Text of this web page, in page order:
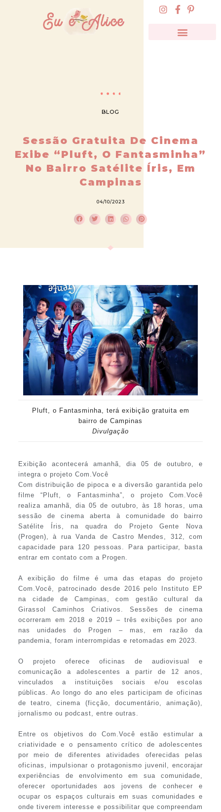
BLOG
Sessão Gratuita De Cinema
Exibe “Pluft, O Fantasminha”
No Bairro Satélite Íris, Em
Campinas
04/10/2023
Pluft, o Fantasminha, terá exibição gratuita em
bairro de Campinas
Divulgação
Exibição acontecerá amanhã, dia 05 de outubro, e
integra o projeto Com.Você
Com distribuição de pipoca e a diversão garantida pelo
filme “Pluft, o Fantasminha”, o projeto Com.Você
realiza amanhã, dia 05 de outubro, às 18 horas, uma
sessão de cinema aberta à comunidade do bairro
Satélite Íris, na quadra do Projeto Gente Nova
(Progen), à rua Vanda de Castro Mendes, 312, com
capacidade para 120 pessoas. Para participar, basta
entrar em contato com a Progen.
A exibição do filme é uma das etapas do projeto
Com.Você, patrocinado desde 2016 pelo Instituto EP
na cidade de Campinas, com gestão cultural da
Girassol Caminhos Criativos. Sessões de cinema
ocorreram em 2018 e 2019 – três exibições por ano
nas unidades do Progen – mas, em razão da
pandemia, foram interrompidas e retomadas em 2023.
O projeto oferece oficinas de audiovisual e
comunicação a adolescentes a partir de 12 anos,
vinculados a instituições sociais e/ou escolas
públicas. Ao longo do ano eles participam de oficinas
de teatro, cinema (ficção, documentário, animação),
jornalismo ou podcast, entre outras.
Entre os objetivos do Com.Você estão estimular a
criatividade e o pensamento crítico de adolescentes
por meio de diferentes atividades oferecidas pelas
oficinas, impulsionar o protagonismo juvenil, encorajar
experiências de envolvimento em sua comunidade,
oferecer oportunidades aos jovens de conhecer e
ocupar os espaços culturais em suas comunidades e
onde tiverem interesse e possibilitar que compreendam